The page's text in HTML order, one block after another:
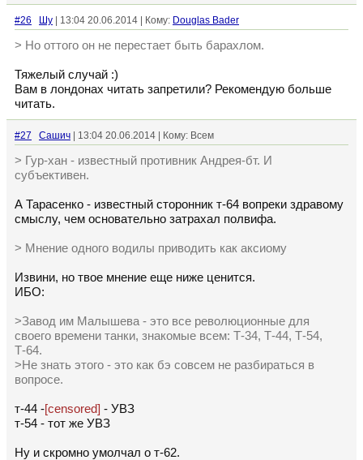
#26 Шу | 13:04 20.06.2014 | Кому: Douglas Bader
> Но оттого он не перестает быть барахлом.
Тяжелый случай :)
Вам в лондонах читать запретили? Рекомендую больше
читать.
#27 Сашич | 13:04 20.06.2014 | Кому: Всем
> Гур-хан - известный противник Андрея-бт. И
субъективен.
А Тарасенко - известный сторонник т-64 вопреки здравому
смыслу, чем основательно затрахал полвифа.
> Мнение одного водилы приводить как аксиому
Извини, но твое мнение еще ниже ценится.
ИБО:
>Завод им Малышева - это все революционные для
своего времени танки, знакомые всем: Т-34, Т-44, Т-54,
Т-64.
>Не знать этого - это как бэ совсем не разбираться в
вопросе.
т-44 -[censored] - УВЗ
т-54 - тот же УВЗ
Ну и скромно умолчал о т-62.